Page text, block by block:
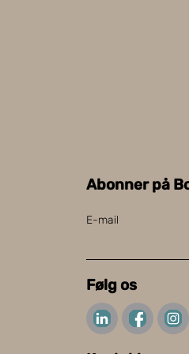
Abonner på
E-mail
Følg os